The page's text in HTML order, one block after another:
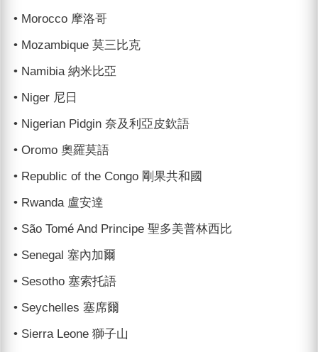
• Morocco 摩洛哥
• Mozambique 莫三比克
• Namibia 納米比亞
• Niger 尼日
• Nigerian Pidgin 奈及利亞皮欽語
• Oromo 奧羅莫語
• Republic of the Congo 剛果共和國
• Rwanda 盧安達
• São Tomé And Principe 聖多美普林西比
• Senegal 塞內加爾
• Sesotho 塞索托語
• Seychelles 塞席爾
• Sierra Leone 獅子山